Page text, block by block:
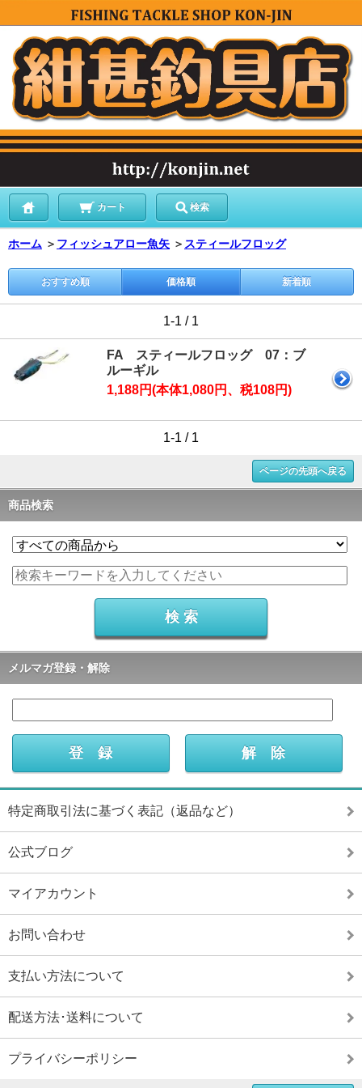
カート 検索
ホーム ＞ フィッシュアロー魚矢 ＞ スティールフロッグ
おすすめ順 価格順 新着順
1-1 / 1
FA スティールフロッグ 07：ブ
ルーギル
1,188円(本体1,080円、税108円)
1-1 / 1
ページの先頭へ戻る
商品検索
メルマガ登録・解除
特定商取引法に基づく表記（返品など）
公式ブログ
マイアカウント
お問い合わせ
支払い方法について
配送方法･送料について
プライバシーポリシー